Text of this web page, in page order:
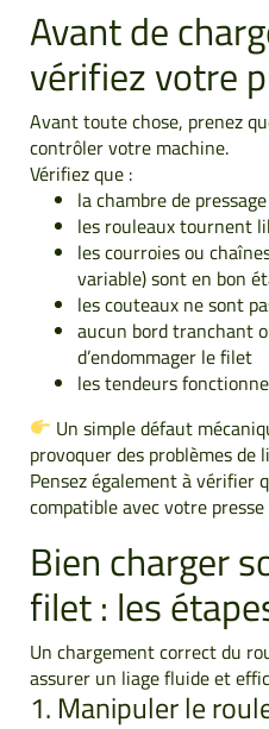
Avant de
vérifiez votre
Avant toute chose, prenez
contrôler votre machine.
Vérifiez que :
la chambre de
les rouleaux tournent
les courroies ou
variable) sont en bon
les couteaux ne sont
aucun bord tranchant
d’endommager le filet
les tendeurs
Un simple défaut
provoquer des problèmes de
Pensez également à vérifier
compatible avec votre
Bien charger
filet : les
Un chargement correct du
assurer un liage fluide et
1. Manipuler le